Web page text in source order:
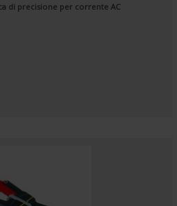
di precisione per corrente AC